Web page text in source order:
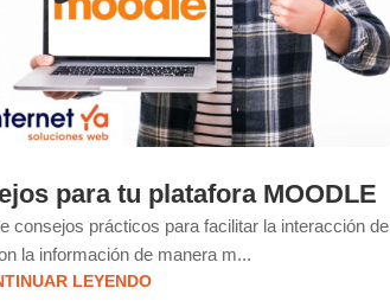
para tu platafora MOODLE
consejos prácticos para facilitar la interacción de
la información de manera m...
LEYENDO